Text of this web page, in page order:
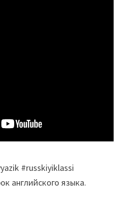
#russkiyiklassi
английского языка.